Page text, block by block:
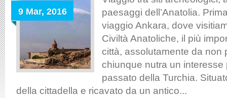
9 Mar, 2016
paesaggi dell’Anatolia.
viaggio Ankara, dove
Civiltà Anatoliche, il più
città, assolutamente da non
chiunque nutra un interesse
passato della Turchia.
della cittadella e ricavato da un antico...